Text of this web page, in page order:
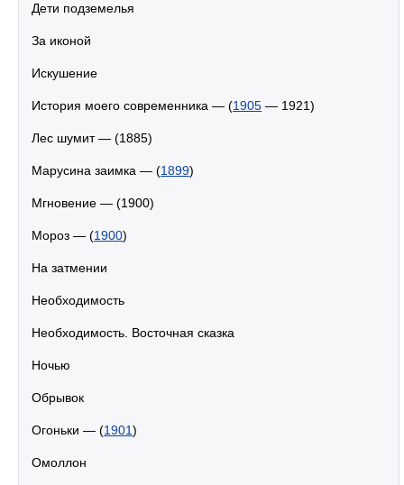
Дети подземелья
За иконой
Искушение
История моего современника — (1905 — 1921)
Лес шумит — (1885)
Марусина заимка — (1899)
Мгновение — (1900)
Мороз — (1900)
На затмении
Необходимость
Необходимость. Восточная сказка
Ночью
Обрывок
Огоньки — (1901)
Омоллон